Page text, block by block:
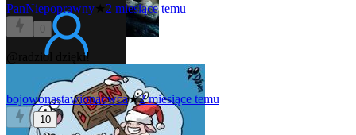
PanNiepoprawny 2 miesiące temu
0
@radziol dzięki!
bojowonastawionaowca★2 miesiące temu
10